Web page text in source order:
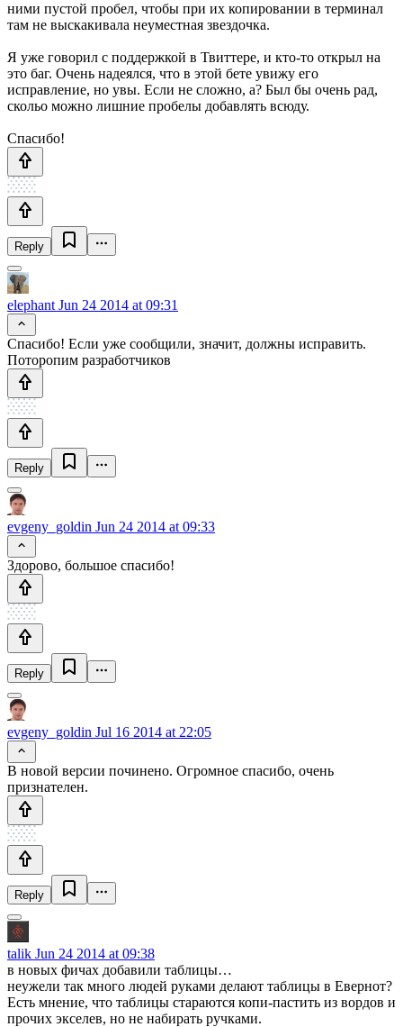
ними пустой пробел, чтобы при их копировании в терминал
там не выскакивала неуместная звездочка.
Я уже говорил с поддержкой в Твиттере, и кто-то открыл на
это баг. Очень надеялся, что в этой бете увижу его
исправление, но увы. Если не сложно, а? Был бы очень рад,
скольо можно лишние пробелы добавлять всюду.
Спасибо!
Reply
elephant Jun 24 2014 at 09:31
Спасибо! Если уже сообщили, значит, должны исправить.
Поторопим разработчиков
Reply
evgeny_goldin Jun 24 2014 at 09:33
Здорово, большое спасибо!
Reply
evgeny_goldin Jul 16 2014 at 22:05
В новой версии починено. Огромное спасибо, очень
признателен.
Reply
talik Jun 24 2014 at 09:38
в новых фичах добавили таблицы…
неужели так много людей руками делают таблицы в Евернот?
Есть мнение, что таблицы стараются копи-пастить из вордов и
прочих экселев, но не набирать ручками.